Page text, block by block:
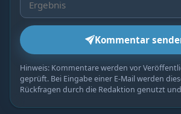
Kommentar
Hinweis: Kommentare werden vor
geprüft. Bei Eingabe einer E-Mail werden
Rückfragen durch die Redaktion genutzt